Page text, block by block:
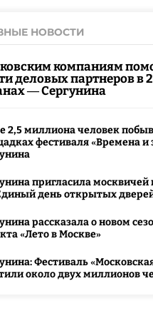
НОВОСТИ
компаниям
деловых партнеров в
— Сергунина
2,5 миллиона человек
фестиваля «Времена и
пригласила москвичей
день открытых
рассказала о новом
«Лето в Москве»
Фестиваль
около двух миллионов